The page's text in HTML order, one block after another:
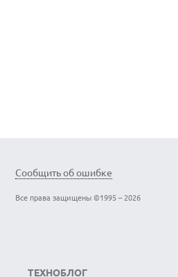
Сообщить об ошибке
Все права защищены ©1995 – 2026
ТЕХНОБЛОГ